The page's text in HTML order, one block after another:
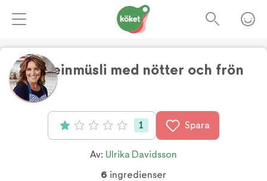
Proteinmüsli med nötter och frön
Betyg: 1 av 5 (1 röster)
1 Spara
Av: Ulrika Davidsson
6 ingredienser